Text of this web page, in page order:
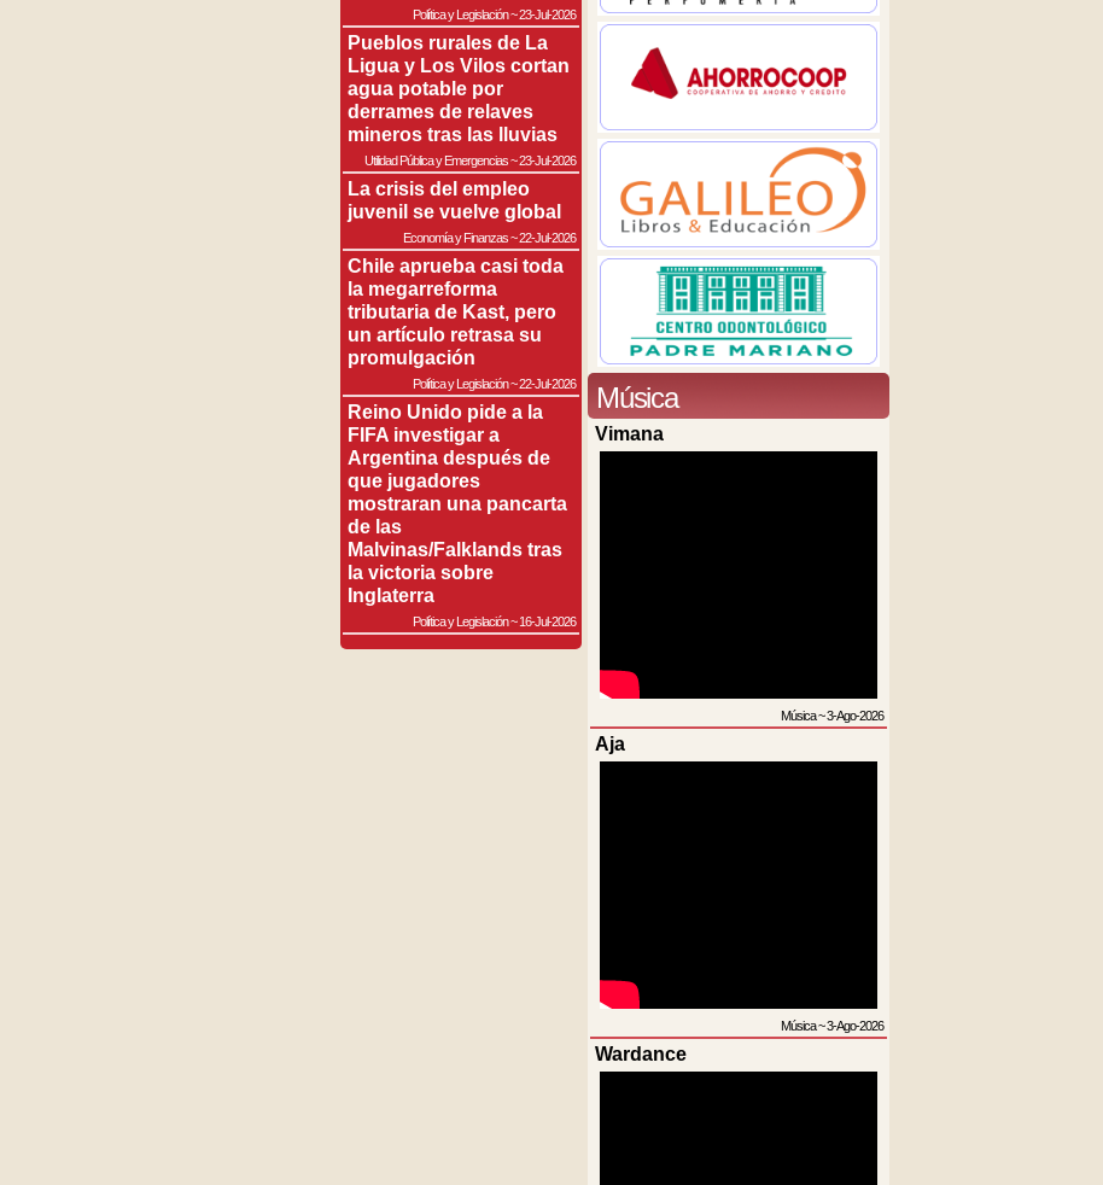
Política y Legislación~23-Jul-2026
Pueblos rurales de La
Ligua y Los Vilos cortan
agua potable por
derrames de relaves
mineros tras las lluvias
Utilidad Pública y Emergencias~23-Jul-2026
La crisis del empleo
juvenil se vuelve global
Economía y Finanzas~22-Jul-2026
Chile aprueba casi toda
la megarreforma
tributaria de Kast, pero
un artículo retrasa su
promulgación
Política y Legislación~22-Jul-2026
Reino Unido pide a la
FIFA investigar a
Argentina después de
que jugadores
mostraran una pancarta
de las
Malvinas/Falklands tras
la victoria sobre
Inglaterra
Política y Legislación~16-Jul-2026
Música
Vimana
Música~3-Ago-2026
Aja
Música~3-Ago-2026
Wardance